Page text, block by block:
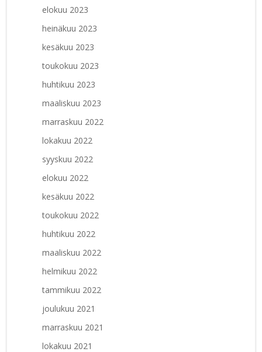
elokuu 2023
heinäkuu 2023
kesäkuu 2023
toukokuu 2023
huhtikuu 2023
maaliskuu 2023
marraskuu 2022
lokakuu 2022
syyskuu 2022
elokuu 2022
kesäkuu 2022
toukokuu 2022
huhtikuu 2022
maaliskuu 2022
helmikuu 2022
tammikuu 2022
joulukuu 2021
marraskuu 2021
lokakuu 2021